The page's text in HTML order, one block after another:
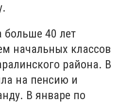
больше 40 лет
начальных классов
района. В
на пенсию и
В январе по